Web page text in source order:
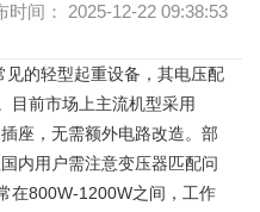
间： 2025-12-22 09:38:53
见的轻型起重设备，其电压配
目前市场上主流机型采用
座，无需额外电路改造。部
内用户需注意变压器匹配问
在800W-1200W之间，工作